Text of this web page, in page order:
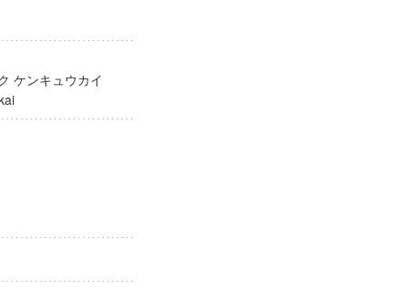
ケンキュウカイ